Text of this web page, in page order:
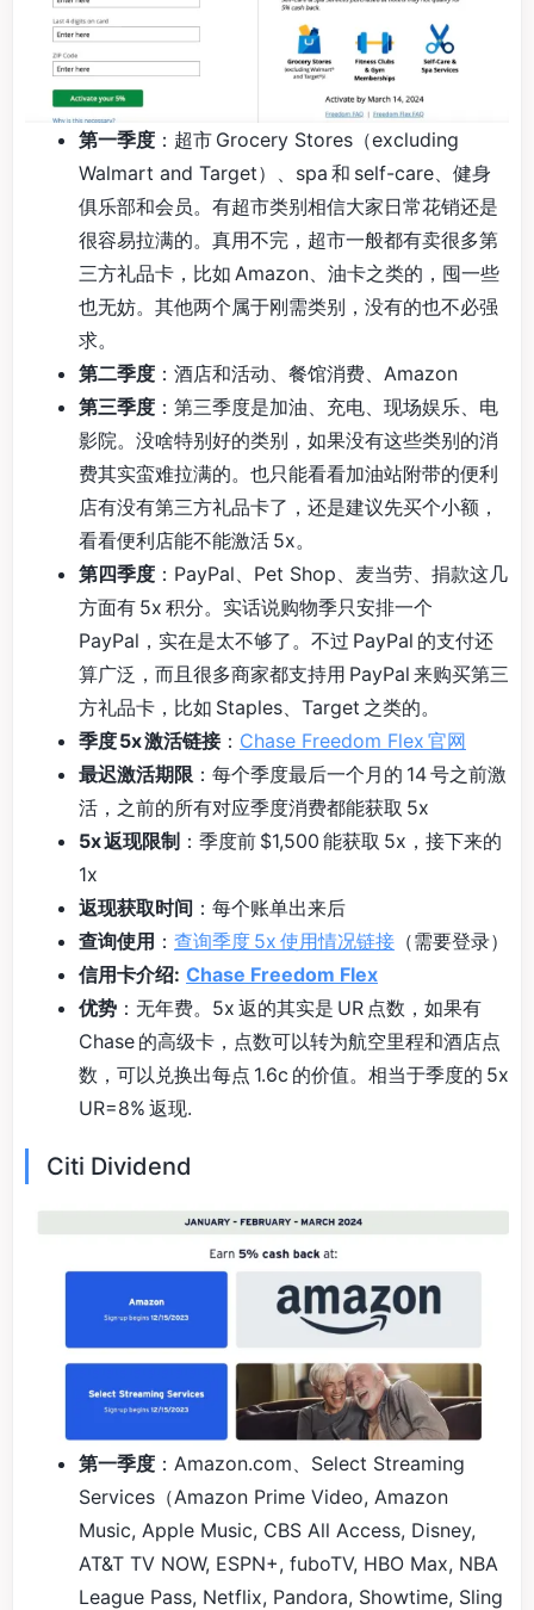
第一季度 ：超市 Grocery Stores（excluding
Walmart and Target）、spa 和 self-care、健身
俱乐部和会员。有超市类别相信大家日常花销还是
很容易拉满的。真用不完，超市一般都有卖很多第
三方礼品卡，比如 Amazon、油卡之类的，囤一些
也无妨。其他两个属于刚需类别，没有的也不必强
求。
第二季度 ：酒店和活动、餐馆消费、Amazon
第三季度 ：第三季度是加油、充电、现场娱乐、电
影院。没啥特别好的类别，如果没有这些类别的消
费其实蛮难拉满的。也只能看看加油站附带的便利
店有没有第三方礼品卡了，还是建议先买个小额，
看看便利店能不能激活 5x。
第四季度 ：PayPal、Pet Shop、麦当劳、捐款这几
方面有 5x 积分。实话说购物季只安排一个
PayPal，实在是太不够了。不过 PayPal 的支付还
算广泛，而且很多商家都支持用 PayPal 来购买第三
方礼品卡，比如 Staples、Target 之类的。
季度 5x 激活链接： Chase Freedom Flex 官网
最迟激活期限 ：每个季度最后一个月的 14 号之前激
活，之前的所有对应季度消费都能获取 5x
5x 返现限制 ：季度前 $1,500 能获取 5x，接下来的
1x
返现获取时间 ：每个账单出来后
查询使用 ： 查询季度 5x 使用情况链接 （需要登录）
信用卡介绍: Chase Freedom Flex
优势 ：无年费。5x 返的其实是 UR 点数，如果有
Chase 的高级卡，点数可以转为航空里程和酒店点
数，可以兑换出每点 1.6c 的价值。相当于季度的 5x
UR=8% 返现.
Citi Dividend
第一季度 ：Amazon.com、Select Streaming
Services（Amazon Prime Video, Amazon
Music, Apple Music, CBS All Access, Disney,
AT&T TV NOW, ESPN+, fuboTV, HBO Max, NBA
League Pass, Netflix, Pandora, Showtime, Sling